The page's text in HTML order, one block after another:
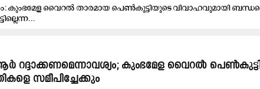
കുംഭമേള വൈറൽ താരമായ പെൺകുട്ടിയുടെ വിവാഹവുമായി
കുംഭമേള വൈറൽ
സമീപിച്ചേക്കും